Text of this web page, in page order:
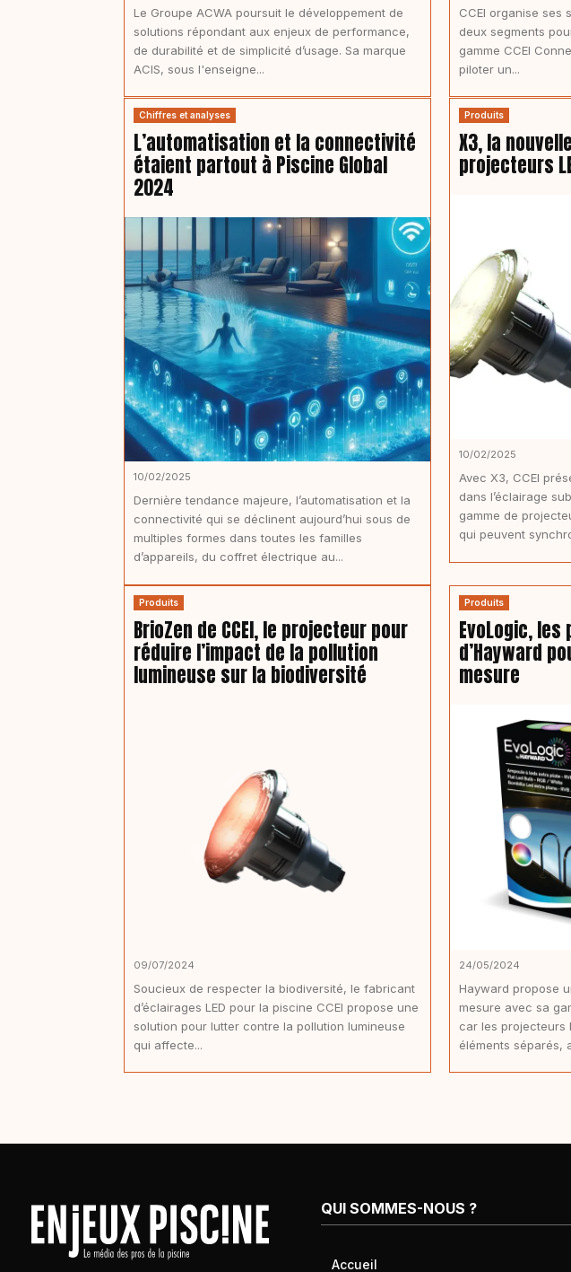
Le Groupe ACWA poursuit le développement de
solutions répondant aux enjeux de performance,
de durabilité et de simplicité d’usage. Sa marque
ACIS, sous l'enseigne...
CCEI organise ses
deux segments
gamme CCEI
piloter un...
Chiffres et analyses
L’automatisation et la connectivité
étaient partout à Piscine Global
2024
10/02/2025
Dernière tendance majeure, l’automatisation et la
connectivité qui se déclinent aujourd’hui sous de
multiples formes dans toutes les familles
d’appareils, du coffret électrique au...
Produits
X3, la
projecteurs
10/02/2025
Avec X3, CCEI
dans l’éclairage
gamme de
qui peuvent
Produits
BrioZen de CCEI, le projecteur pour
réduire l’impact de la pollution
lumineuse sur la biodiversité
09/07/2024
Soucieux de respecter la biodiversité, le fabricant
d’éclairages LED pour la piscine CCEI propose une
solution pour lutter contre la pollution lumineuse
qui affecte...
Produits
EvoLogic,
d’Hayward
mesure
24/05/2024
Hayward propose
mesure avec sa
car les projecteurs
éléments séparés,
QUI SOMMES-NOUS ?
Accueil